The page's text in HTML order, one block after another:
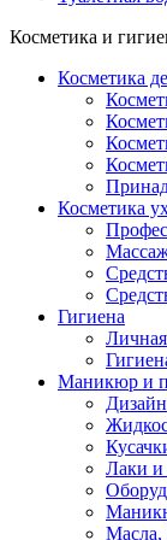
Косметика и
Косметика
Косметика
Гигиена
Маникюр и
Дизайн
Лаки и
Масла,